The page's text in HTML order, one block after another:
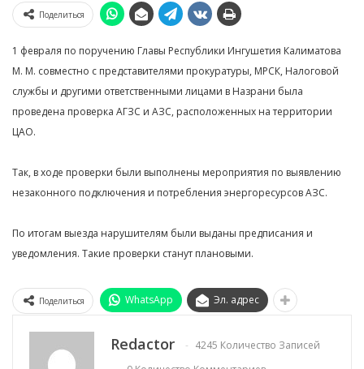
Поделиться
1 февраля по поручению Главы Республики Ингушетия Калиматова
М. М. совместно с представителями прокуратуры, МРСК, Налоговой
службы и другими ответственными лицами в Назрани была
проведена проверка АГЗС и АЗС, расположенных на территории
ЦАО.
Так, в ходе проверки были выполнены мероприятия по выявлению
незаконного подключения и потребления энергоресурсов АЗС.
По итогам выезда нарушителям были выданы предписания и
уведомления. Такие проверки станут плановыми.
Поделиться WhatsApp Эл. адрес
Redactor
4245 Количество Записей